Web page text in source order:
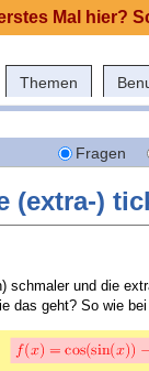
Themen
Fragen
(extra-)
schmaler und die
das geht? So wie
Mal hier?